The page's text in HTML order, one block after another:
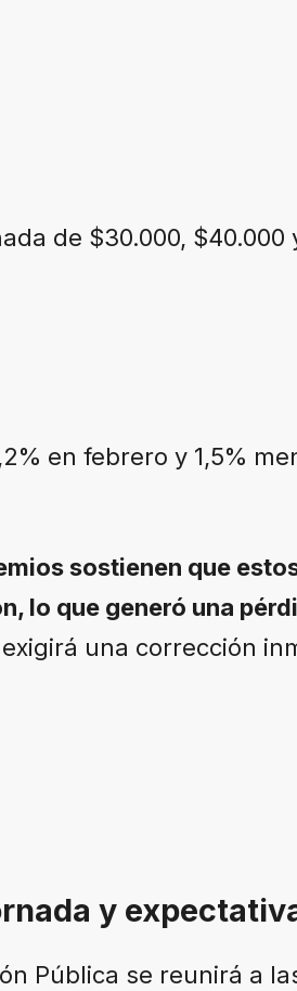
de $30.000,
en febrero y 1,5%
sostienen que
lo que generó una
una corrección
y
Pública se reunirá a